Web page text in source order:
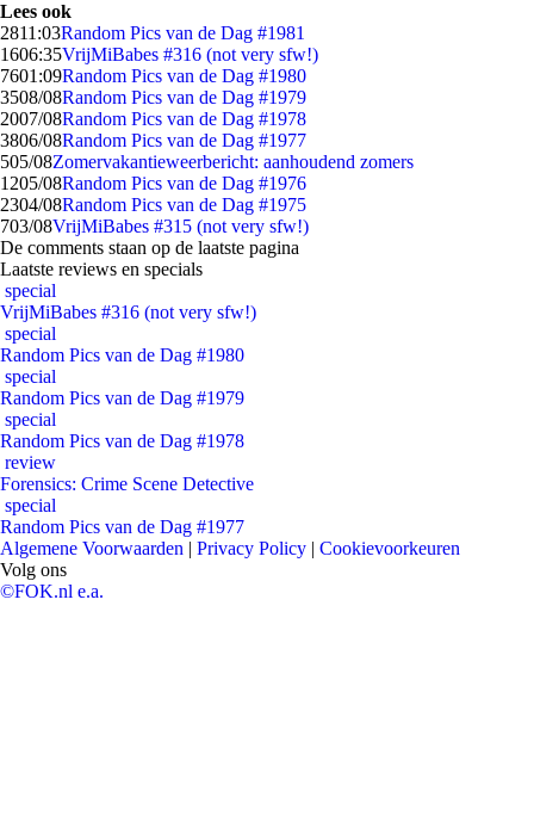
Lees ook
2811:03Random Pics van de Dag #1981
1606:35VrijMiBabes #316 (not very sfw!)
7601:09Random Pics van de Dag #1980
3508/08Random Pics van de Dag #1979
2007/08Random Pics van de Dag #1978
3806/08Random Pics van de Dag #1977
505/08Zomervakantieweerbericht: aanhoudend zomers
1205/08Random Pics van de Dag #1976
2304/08Random Pics van de Dag #1975
703/08VrijMiBabes #315 (not very sfw!)
De comments staan op de laatste pagina
Laatste reviews en specials
special
VrijMiBabes #316 (not very sfw!)
special
Random Pics van de Dag #1980
special
Random Pics van de Dag #1979
special
Random Pics van de Dag #1978
review
Forensics: Crime Scene Detective
special
Random Pics van de Dag #1977
Algemene Voorwaarden | Privacy Policy | Cookievoorkeuren
Volg ons
©FOK.nl e.a.